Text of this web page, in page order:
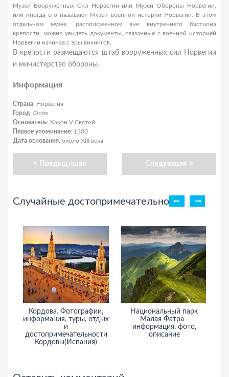
Музей Вооружённых Сил Норвегии или Музей Обороны Норвегии,
или иногда его называют Музей военной истории Норвегии. В этом
отдельном музее, расположенном вне внутреннего бастиона
крепости, можно увидеть документы, связанные с военной историей
Норвегии начиная с эры викингов.
В крепости размещаются штаб вооруженных сил Норвегии
и министерство обороны.
Информация
Страна: Норвегия
Город: Осло
Основатель: Хакон V Святой
Первое упоминание: 1300
Дата основания: около XIII века
Предыдущая Следующая
Случайные достопримечательности
Кордова. Фотографии,
информация, туры, отдых
и
достопримечательности
Кордовы(Испания)
Национальный парк
Малая Фатра -
информация, фото,
описание